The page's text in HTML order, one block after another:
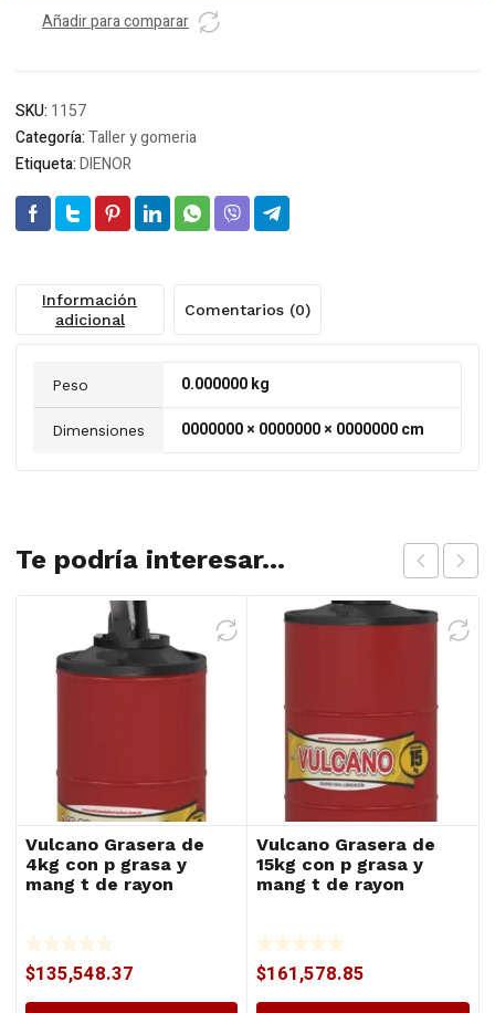
Añadir para comparar
SKU: 1157
Categoría:Taller y gomeria
Etiqueta:DIENOR
Información
adicional
Comentarios (0)
Peso 0.000000 kg
Dimensiones 0000000 × 0000000 × 0000000 cm
Te podría interesar...
Vulcano Grasera de
4kg con p grasa y
mang t de rayon
$135,548.37
Vulcano Grasera de
15kg con p grasa y
mang t de rayon
$161,578.85